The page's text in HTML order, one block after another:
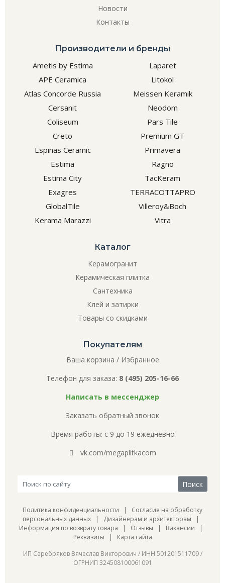
Новости
Контакты
Производители и бренды
Ametis by Estima
APE Ceramica
Atlas Concorde Russia
Cersanit
Coliseum
Creto
Espinas Ceramic
Estima
Estima City
Exagres
GlobalTile
Kerama Marazzi
Laparet
Litokol
Meissen Keramik
Neodom
Pars Tile
Premium GT
Primavera
Ragno
TacKeram
TERRACOTTAPRO
Villeroy&Boch
Vitra
Каталог
Керамогранит
Керамическая плитка
Сантехника
Клей и затирки
Товары со скидками
Покупателям
Ваша корзина / Избранное
Телефон для заказа: 8 (495) 205-16-66
Написать в мессенджер
Заказать обратный звонок
Время работы: с 9 до 19 ежедневно
vk.com/megaplitkacom
Политика конфиденциальности | Согласие на обработку
персональных данных | Дизайнерам и архитекторам |
Информация по возврату товара | Отзывы | Вакансии |
Реквизиты | Карта сайта
ИП Серебряков Вячеслав Викторович / ИНН 501201511709 /
ОГРНИП 324508100061091